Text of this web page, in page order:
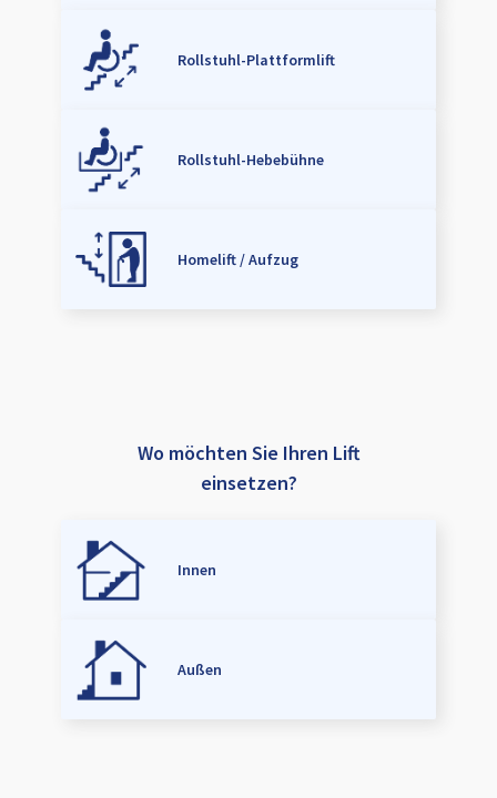
Rollstuhl-Plattformlift
Rollstuhl-Hebebühne
Homelift / Aufzug
Wo möchten Sie Ihren Lift
einsetzen?
Innen
Außen